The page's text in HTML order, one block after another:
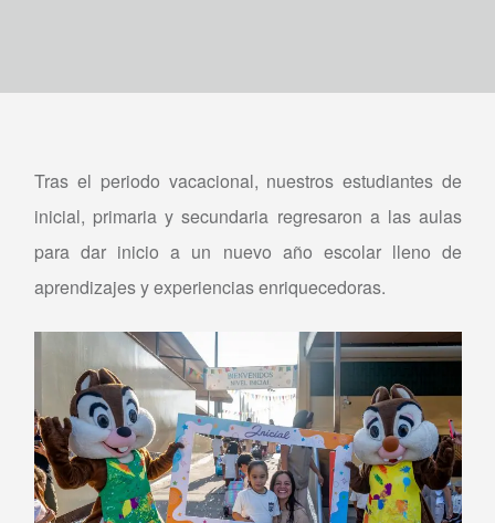
Tras el periodo vacacional, nuestros estudiantes de
inicial, primaria y secundaria regresaron a las aulas
para dar inicio a un nuevo año escolar lleno de
aprendizajes y experiencias enriquecedoras.